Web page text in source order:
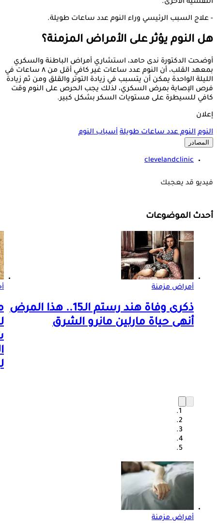
النفسية الأخرى.
- علاج السبب الرئيسي وراء النوم عدد ساعات طويلة.
هل النوم يؤثر على الأمراض المزمنة؟
أوضحت الدكتورة ندى حامد، استشاري أمراض الباطنة والسكري
بمعهد القلب، أن النوم عدد ساعات غير كافي أقل من ٨ ساعات في
الليلة الواحدة يمكن أن يتسبب في زيادة التوتر والقلق ومن ثم زيادة
فرص الإصابة بمرض السكري، لذلك يجب الحرص على النوم وقت
كافي للسيطرة على مستويات السكر بشكل كبير.
إعلان
النوم النوم عدد ساعات طويلة أسباب النوم
المصادر
clevelandclinic
فيديو قد يعجبك
أحدث الموضوعات
أمراض مزمنة
ذكرى وفاة هند رستم الـ15.. هذا المرض
أنهى حياة مارلين مانرو الشرق
أمراض مزمنة